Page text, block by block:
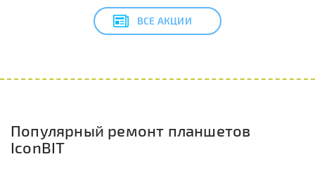
ВСЕ АКЦИИ
Популярный ремонт планшетов
IconBIT